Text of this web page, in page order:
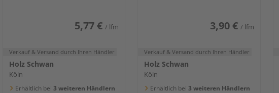
5,77 € / lfm
Verkauf & Versand durch Ihren Händler
Holz Schwan
Köln
Erhältlich bei 3 weiteren Händlern
3,90 € / lfm
Verkauf & Versand durch Ihren Händler
Holz Schwan
Köln
Erhältlich bei 3 weiteren Händlern